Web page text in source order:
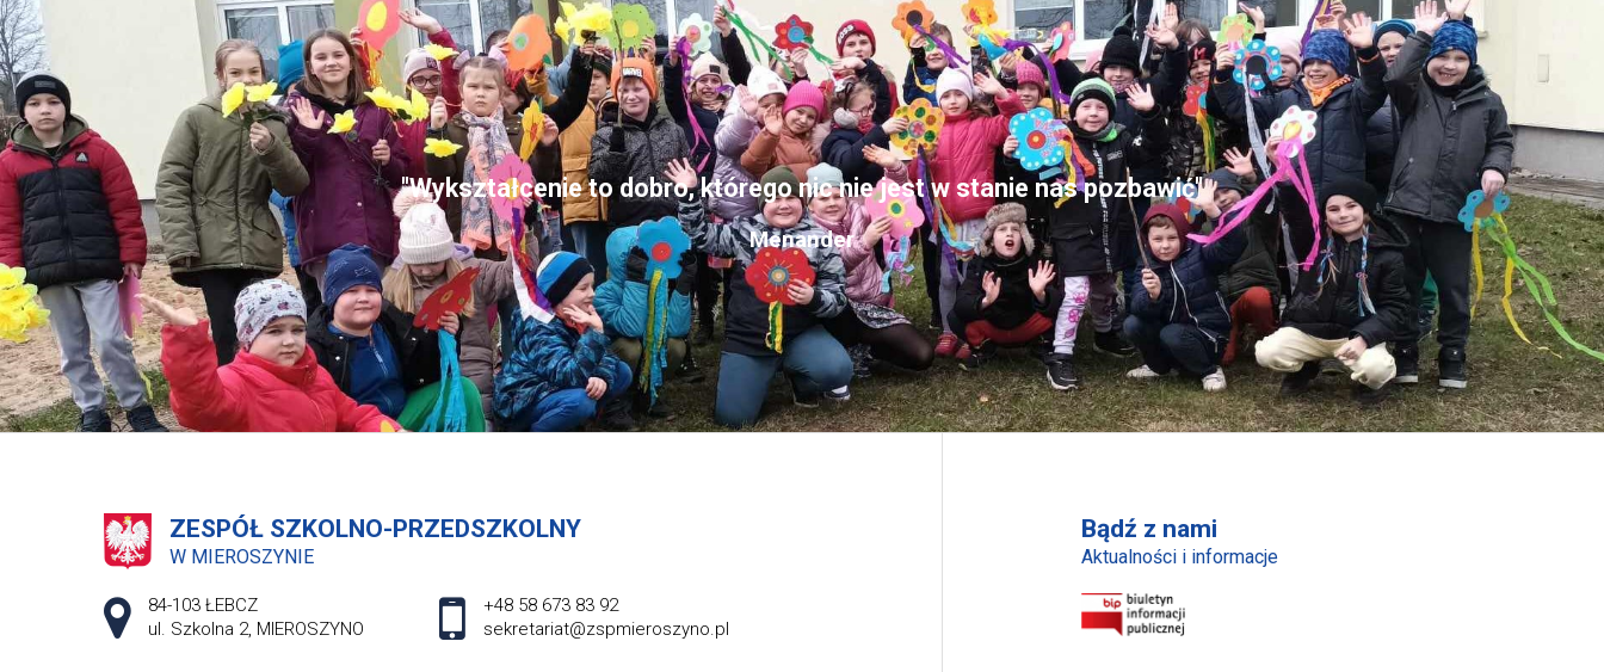
"Wykształcenie to dobro, którego nic nie jest w stanie nas pozbawić"
Menander
ZESPÓŁ SZKOLNO-PRZEDSZKOLNY
W MIEROSZYNIE
Adres pocztowy:
84-103 ŁEBCZ
ul. Szkolna 2, MIEROSZYNO
+48 58 673 83 92
sekretariat@zspmieroszyno.pl
Bądź z nami
Aktualności i informacje